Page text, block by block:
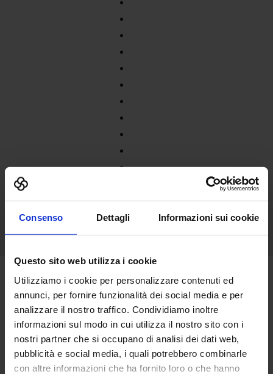
Consenso Dettagli Informazioni sui cookie
Questo sito web utilizza i cookie
Utilizziamo i cookie per personalizzare contenuti ed
annunci, per fornire funzionalità dei social media e per
analizzare il nostro traffico. Condividiamo inoltre
informazioni sul modo in cui utilizza il nostro sito con i
nostri partner che si occupano di analisi dei dati web,
pubblicità e social media, i quali potrebbero combinarle
con altre informazioni che ha fornito loro o che hanno
12
Apr
IMG-HOME